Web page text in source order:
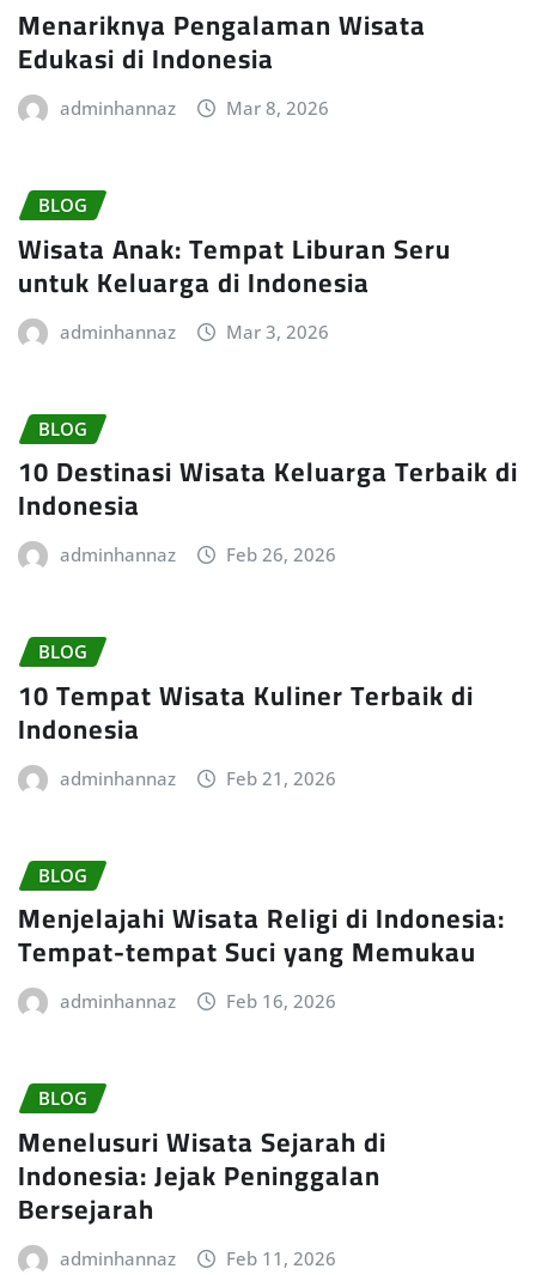
Menariknya Pengalaman Wisata
Edukasi di Indonesia
adminhannaz Mar 8, 2026
BLOG
Wisata Anak: Tempat Liburan Seru
untuk Keluarga di Indonesia
adminhannaz Mar 3, 2026
BLOG
10 Destinasi Wisata Keluarga Terbaik di
Indonesia
adminhannaz Feb 26, 2026
BLOG
10 Tempat Wisata Kuliner Terbaik di
Indonesia
adminhannaz Feb 21, 2026
BLOG
Menjelajahi Wisata Religi di Indonesia:
Tempat-tempat Suci yang Memukau
adminhannaz Feb 16, 2026
BLOG
Menelusuri Wisata Sejarah di
Indonesia: Jejak Peninggalan
Bersejarah
adminhannaz Feb 11, 2026